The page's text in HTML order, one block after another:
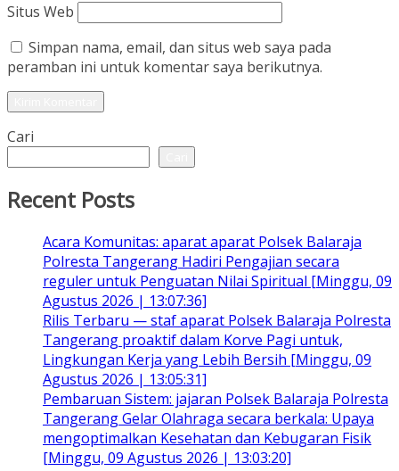
Situs Web
Simpan nama, email, dan situs web saya pada
peramban ini untuk komentar saya berikutnya.
Cari
Recent Posts
Acara Komunitas: aparat aparat Polsek Balaraja
Polresta Tangerang Hadiri Pengajian secara
reguler untuk Penguatan Nilai Spiritual [Minggu, 09
Agustus 2026 | 13:07:36]
Rilis Terbaru — staf aparat Polsek Balaraja Polresta
Tangerang proaktif dalam Korve Pagi untuk,
Lingkungan Kerja yang Lebih Bersih [Minggu, 09
Agustus 2026 | 13:05:31]
Pembaruan Sistem: jajaran Polsek Balaraja Polresta
Tangerang Gelar Olahraga secara berkala: Upaya
mengoptimalkan Kesehatan dan Kebugaran Fisik
[Minggu, 09 Agustus 2026 | 13:03:20]